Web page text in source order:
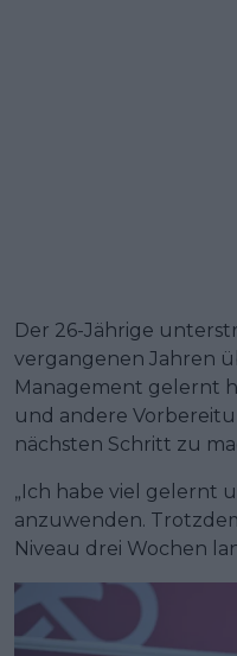
Der 26-Jährige
vergangenen Jahren
Management gelernt
und andere
nächsten Schritt zu
„Ich habe viel gelernt
anzuwenden.
Niveau drei Wochen